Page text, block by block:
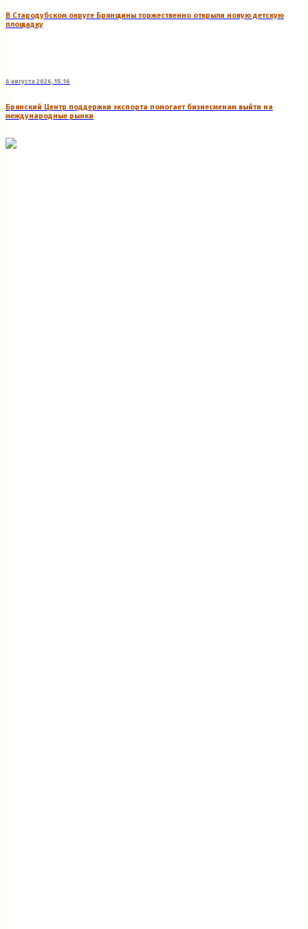
В Стародубском округе Брянщины торжественно открыли новую детскую
площадку
6 августа 2026, 15:16
Брянский Центр поддержки экспорта помогает бизнесменам выйти на
международные рынки